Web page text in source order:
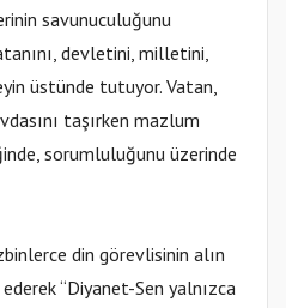
savunuculuğunu
devletini, milletini,
üstünde tutuyor. Vatan,
taşırken mazlum
sorumluluğunu üzerinde
din görevlisinin alın
“Diyanet-Sen yalnızca